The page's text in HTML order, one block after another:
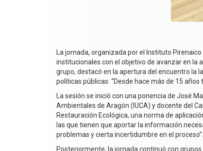
La jornada, organizada por el Instituto
institucionales con el objetivo de avanzar en la
grupo, destacó en la apertura del encuentro la
políticas públicas: “Desde hace más de 15
La sesión se inició con una ponencia de José
Ambientales de Aragón (IUCA) y docente del
Restauración Ecológica, una norma de
las que tienen que aportar la información
problemas y cierta incertidumbre en el proceso”.
Posteriormente, la jornada continuó con